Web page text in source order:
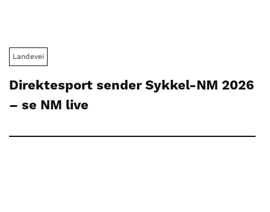
Landevei
Direktesport sender Sykkel-NM 2026
– se NM live